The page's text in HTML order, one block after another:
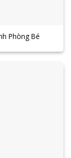
Phòng Bé